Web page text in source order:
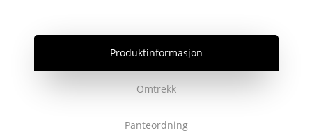
Produktinformasjon
Omtrekk
Panteordning